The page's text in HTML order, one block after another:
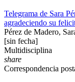
Telegrama de Sara
agradeciendo su
Pérez de Madero,
[sin fecha]
Multidisciplina
share
Correspondencia